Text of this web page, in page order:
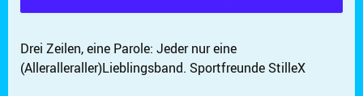
Drei Zeilen, eine Parole: Jeder nur eine
(Alleralleraller)Lieblingsband. Sportfreunde StilleX